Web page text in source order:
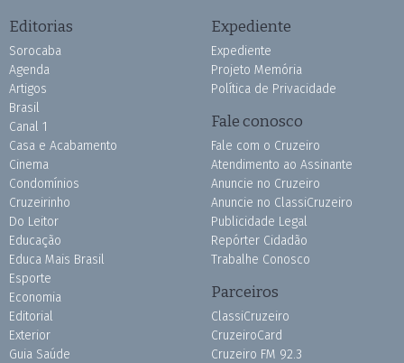
Editorias
Sorocaba
Agenda
Artigos
Brasil
Canal 1
Casa e Acabamento
Cinema
Condomínios
Cruzeirinho
Do Leitor
Educação
Educa Mais Brasil
Esporte
Economia
Editorial
Exterior
Guia Saúde
Expediente
Expediente
Projeto Memória
Política de Privacidade
Fale conosco
Fale com o Cruzeiro
Atendimento ao Assinante
Anuncie no Cruzeiro
Anuncie no ClassiCruzeiro
Publicidade Legal
Repórter Cidadão
Trabalhe Conosco
Parceiros
ClassiCruzeiro
CruzeiroCard
Cruzeiro FM 92.3